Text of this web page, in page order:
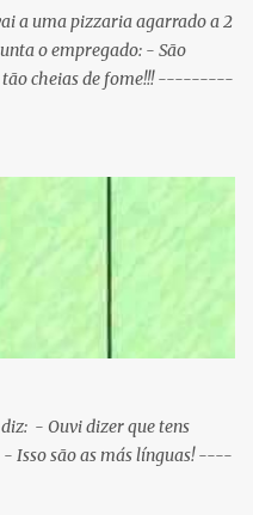
rançoso. P: Porque é que o
BP R: Porque a BP dá...
pizzaria agarrado a 2
o empregado: - São
tão cheias de fome!!! ---------
- Ouvi dizer que tens
Isso são as más línguas! ----